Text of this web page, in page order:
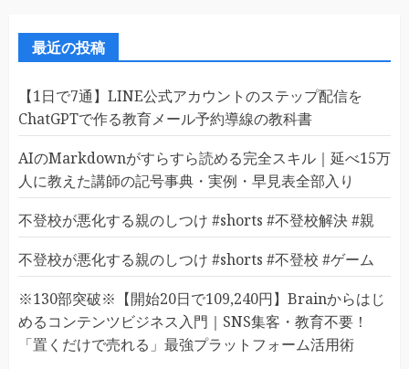
最近の投稿
【1日で7通】LINE公式アカウントのステップ配信を
ChatGPTで作る教育メール予約導線の教科書
AIのMarkdownがすらすら読める完全スキル｜延べ15万
人に教えた講師の記号事典・実例・早見表全部入り
不登校が悪化する親のしつけ #shorts #不登校解決 #親
不登校が悪化する親のしつけ #shorts #不登校 #ゲーム
※130部突破※【開始20日で109,240円】Brainからはじ
めるコンテンツビジネス入門｜SNS集客・教育不要！
「置くだけで売れる」最強プラットフォーム活用術